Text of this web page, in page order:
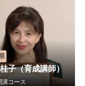
子（育成講師）
講コース